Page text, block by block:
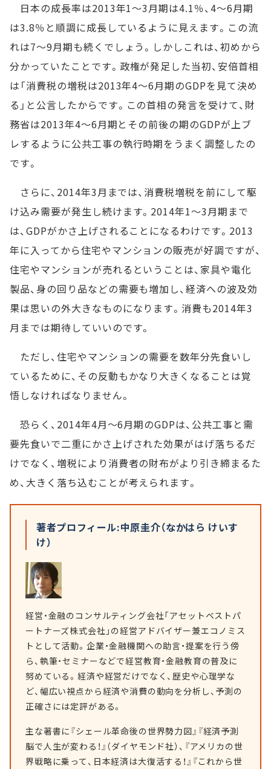
日本の成長率は2013年1～3月期は4.1％、4～6月期
は3.8％と順調に成長しているように見えます。この流
れは7～9月期も続くでしょう。しかしこれは、初めから
分かっていたことです。政権が発足した当初、安倍首相
は「消費税の増税は2013年4～6月期のGDPを見て決め
る」と公言したからです。この首相の発言を受けて、財
務省は2013年4～6月期とその前後の期のGDPが上ブ
レするように公共工事の執行時期をうまく調整したの
です。
さらに、2014年3月までは、消費税増税を前にして駆
け込み需要が発生し続けます。2014年1～3月期まで
は、GDPがかさ上げされることになるわけです。2013
年に入ってから住宅やマンションの販売が好調ですが、
住宅やマンションが売れるということは、家具や電化
製品、身の回り品などの需要も増加し、経済への波及効
果は思いの外大きなものになります。消費も2014年3
月までは期待していいのです。
ただし、住宅やマンションの需要を数年分先食いし
ているために、その反動もかなり大きくなることは覚
悟しなければなりません。
恐らく、2014年4月～6月期のGDPは、公共工事と需
要先食いで二重にかさ上げされた効果がはげ落ちるだ
けでなく、増税により消費者の財布がより引き締まるた
め、大きく落ち込むことが考えられます。
著者プロフィール:中原圭介（なかはら けいす
け）
経営・金融のコンサルティング会社「アセットベストパ
ートナーズ株式会社」の経営アドバイザー兼エコノミス
トとして活動。企業・金融機関への助言・提案を行う傍
ら、執筆・セミナーなどで経営教育・金融教育の普及に
努めている。経済や経営だけでなく、歴史や心理学な
ど、幅広い視点から経済や消費の動向を分析し、予測の
正確さには定評がある。
主な著書に『シェール革命後の世界勢力図』『経済予測
脳で人生が変わる！』（ダイヤモンド社）、『アメリカの世
界戦略に乗って、日本経済は大復活する！』『これから世